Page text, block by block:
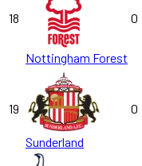
18
Nottingham Forest
0
19
Sunderland
0